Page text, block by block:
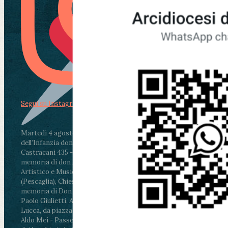
Martedì 4 agosto2026
ore 11:30 - Lucca, Scuola
dell’Infanzia don Aldo Mei - Viale Castruccio
Castracani 435 - Inaugurazione murales in
memoria di don Aldo Mei curato dal Liceo
Artistico e Musicale “Passaglia”
ore 18 - Fiano
(Pescaglia), Chiesa parrocchiale - Messa in
memoria di Don Aldo Mei celebrata da mons.
Paolo Giulietti, Arcivescovo di Lucca
ore 20.30 -
Lucca, da piazza San Michele al Cippo di don
Aldo Mei - Passeggiata della Memoria in alcuni
Segui su Instagram